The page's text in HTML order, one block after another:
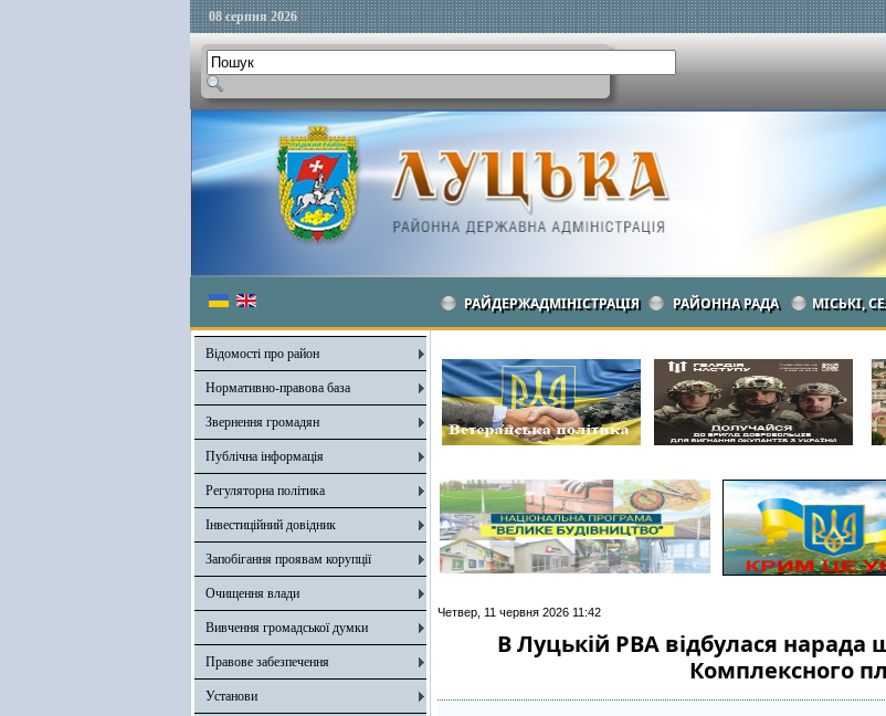
08 серпня 2026
РАЙДЕРЖАДМІНІСТРАЦІЯ РАЙОННА РАДА МІСЬКІ,
Відомості про район
Нормативно-правова база
Звернення громадян
Публічна інформація
Регуляторна політика
Інвестиційний довідник
Запобігання проявам корупції
Очищення влади
Вивчення громадської думки
Правове забезпечення
Установи
Четвер, 11 червня 2026 11:42
В Луцькій РВА відбулася нарада
Комплексного